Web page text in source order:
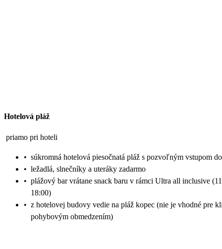
Hotelová pláž
priamo pri hoteli
• súkromná hotelová piesočnatá pláž s pozvoľným vstupom
• ležadlá, slnečníky a uteráky zadarmo
• plážový bar vrátane snack baru v rámci Ultra all inclusive
18:00)
• z hotelovej budovy vedie na pláž kopec (nie je vhodné pre
pohybovým obmedzením)